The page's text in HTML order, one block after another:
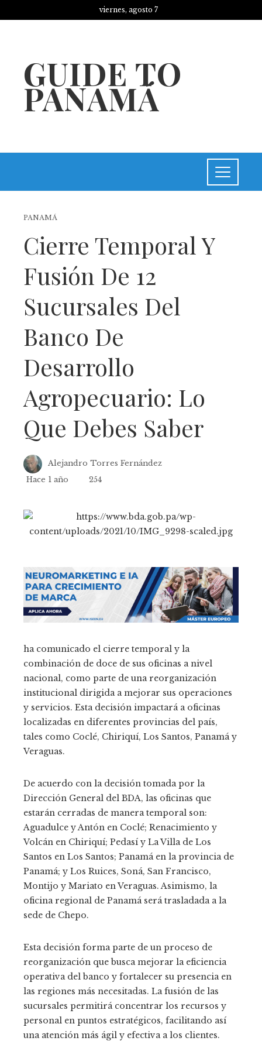
viernes, agosto 7
GUIDE TO
PANAMÁ
PANAMÁ
Cierre Temporal Y
Fusión De 12
Sucursales Del
Banco De
Desarrollo
Agropecuario: Lo
Que Debes Saber
Alejandro Torres Fernández
Hace 1 año
254
ha comunicado el cierre temporal y la
combinación de doce de sus oficinas a nivel
nacional, como parte de una reorganización
institucional dirigida a mejorar sus operaciones
y servicios. Esta decisión impactará a oficinas
localizadas en diferentes provincias del país,
tales como Coclé, Chiriquí, Los Santos, Panamá y
Veraguas.
De acuerdo con la decisión tomada por la
Dirección General del BDA, las oficinas que
estarán cerradas de manera temporal son:
Aguadulce y Antón en Coclé; Renacimiento y
Volcán en Chiriquí; Pedasí y La Villa de Los
Santos en Los Santos; Panamá en la provincia de
Panamá; y Los Ruices, Soná, San Francisco,
Montijo y Mariato en Veraguas. Asimismo, la
oficina regional de Panamá será trasladada a la
sede de Chepo.
Esta decisión forma parte de un proceso de
reorganización que busca mejorar la eficiencia
operativa del banco y fortalecer su presencia en
las regiones más necesitadas. La fusión de las
sucursales permitirá concentrar los recursos y
personal en puntos estratégicos, facilitando así
una atención más ágil y efectiva a los clientes.